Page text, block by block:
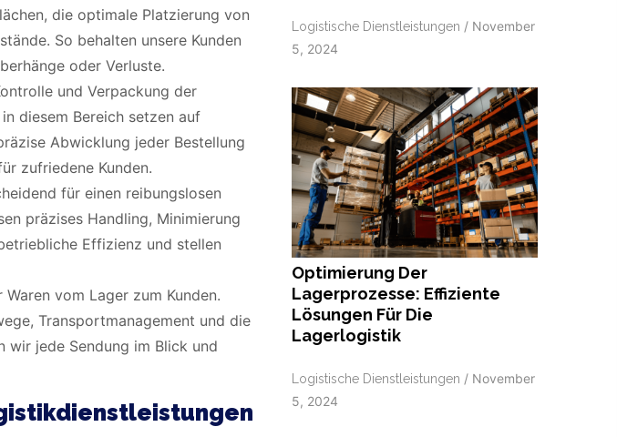
die optimale Platzierung von
So behalten unsere Kunden
oder Verluste.
und Verpackung der
diesem Bereich setzen auf
Abwicklung jeder Bestellung
zufriedene Kunden.
für einen reibungslosen
präzises Handling, Minimierung
Effizienz und stellen
vom Lager zum Kunden.
Transportmanagement und die
wir jede Sendung im Blick und
Logistische Dienstleistungen / November
5, 2024
Optimierung Der
Lagerprozesse: Effiziente
Lösungen Für Die
Lagerlogistik
Logistische Dienstleistungen / November
5, 2024